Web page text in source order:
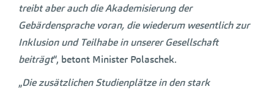
treibt aber auch die Akademisierung der
Gebärdensprache voran, die wiederum wesentlich zur
Inklusion und Teilhabe in unserer Gesellschaft
beiträgt“, betont Minister Polaschek.
„Die zusätzlichen Studienplätze in den stark